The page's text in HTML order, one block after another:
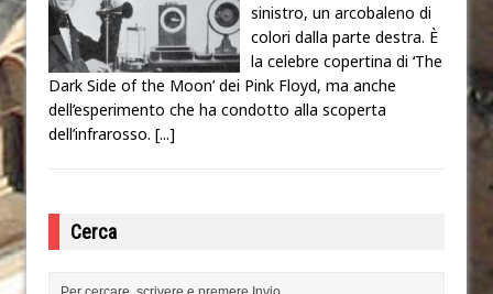
sinistro, un arcobaleno di
colori dalla parte destra. È
la celebre copertina di ‘The
Dark Side of the Moon’ dei Pink Floyd, ma anche
dell’esperimento che ha condotto alla scoperta
dell’infrarosso. [...]
Cerca